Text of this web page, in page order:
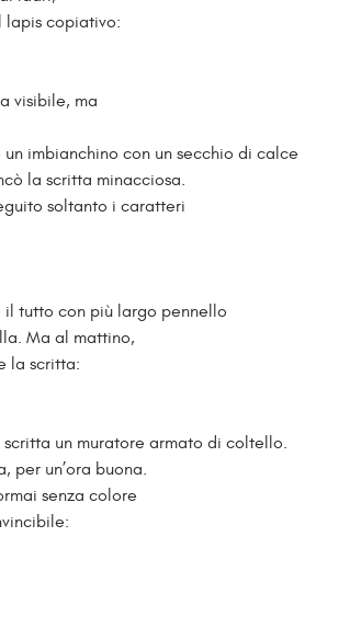
lapis copiativo:
visibile, ma
imbianchino con un secchio di calce
la scritta minacciosa.
soltanto i caratteri
tutto con più largo pennello
Ma al mattino,
la scritta:
un muratore armato di coltello.
per un’ora buona.
senza colore